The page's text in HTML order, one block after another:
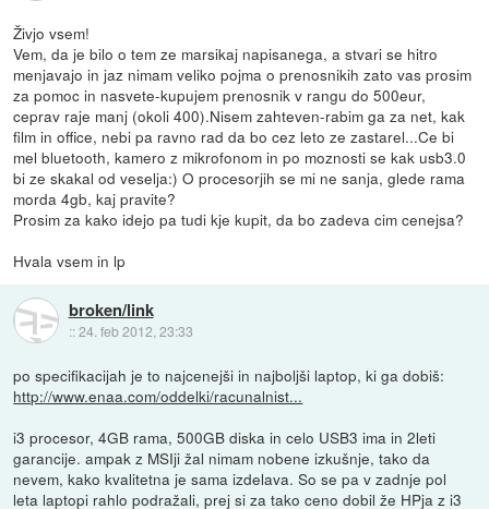
Živjo vsem!
Vem, da je bilo o tem ze marsikaj napisanega, a stvari se hitro
menjavajo in jaz nimam veliko pojma o prenosnikih zato vas prosim
za pomoc in nasvete-kupujem prenosnik v rangu do 500eur,
ceprav raje manj (okoli 400).Nisem zahteven-rabim ga za net, kak
film in office, nebi pa ravno rad da bo cez leto ze zastarel...Ce bi
mel bluetooth, kamero z mikrofonom in po moznosti se kak usb3.0
bi ze skakal od veselja:) O procesorjih se mi ne sanja, glede rama
morda 4gb, kaj pravite?
Prosim za kako idejo pa tudi kje kupit, da bo zadeva cim cenejsa?
Hvala vsem in lp
broken/link
::24. feb 2012, 23:33
po specifikacijah je to najcenejši in najboljši laptop, ki ga dobiš:
http://www.enaa.com/oddelki/racunalnist...
i3 procesor, 4GB rama, 500GB diska in celo USB3 ima in 2leti
garancije. ampak z MSIji žal nimam nobene izkušnje, tako da
nevem, kako kvalitetna je sama izdelava. So se pa v zadnje pol
leta laptopi rahlo podražali, prej si za tako ceno dobil že HPja z i3